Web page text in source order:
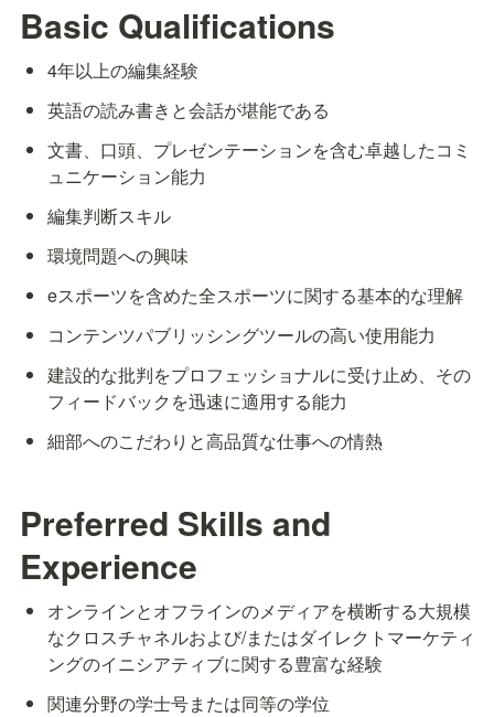
Basic Qualifications
4年以上の編集経験
英語の読み書きと会話が堪能である
文書、口頭、プレゼンテーションを含む卓越したコミ
ュニケーション能力
編集判断スキル
環境問題への興味
eスポーツを含めた全スポーツに関する基本的な理解
コンテンツパブリッシングツールの高い使用能力
建設的な批判をプロフェッショナルに受け止め、その
フィードバックを迅速に適用する能力
細部へのこだわりと高品質な仕事への情熱
Preferred Skills and
Experience
オンラインとオフラインのメディアを横断する大規模
なクロスチャネルおよび/またはダイレクトマーケティ
ングのイニシアティブに関する豊富な経験
関連分野の学士号または同等の学位